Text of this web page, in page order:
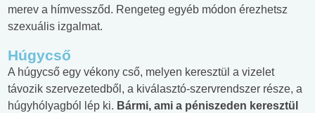
merev a hímvessződ. Rengeteg egyéb módon érezhetsz
szexuális izgalmat.
Húgycső
A húgycső egy vékony cső, melyen keresztül a vizelet
távozik szervezetedből, a kiválasztó-szervrendszer része, a
húgyhólyagból lép ki. Bármi, ami a péniszeden keresztül